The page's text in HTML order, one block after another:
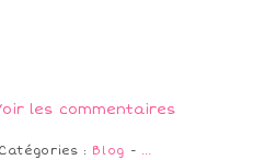
les commentaires
Catégories : Blog - …